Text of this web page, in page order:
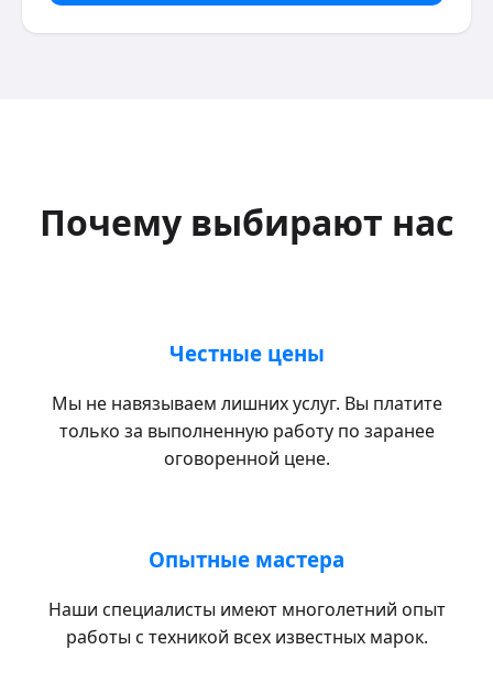
Почему выбирают нас
Честные цены
Мы не навязываем лишних услуг. Вы платите
только за выполненную работу по заранее
оговоренной цене.
Опытные мастера
Наши специалисты имеют многолетний опыт
работы с техникой всех известных марок.